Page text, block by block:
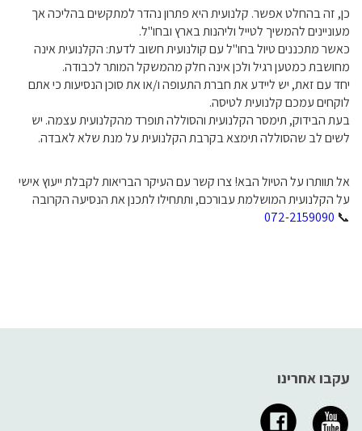
כן, זה בהחלט אפשר. קלנועית היא פתרון נהדר למתקשים בהליכה אך
מעוניינים להמשיך לטייל וליהנות בארץ ובחו"ל.
כאשר מתכננים טיול בחו"ל עם קולנועית חשוב לדעת: הקלנועית אינה
מחושבת כמטען רגיל ולכן אינה חלק מהמשקל המותר לכבודה.
יחד עם זאת, יש ליידע את חברת התעופה ו/או את סוכן הנסיעות כי אתם
לוקחים עמכם קלנועית לטיסה.
בעת הבידוק, תימסר הקלנועית והסוללה תופרד מהקלנועית עצמה. יש
לשים לב שהסוללה תימצא בקרבת הקלנועית על מנת שלא לאבדה.
אל תוותרו על הטיול הבא! צרו קשר עם העיקר הבריאות לקבלת ייעוץ אישי
על הקלנועית המושלמת עבורכם, ותתחילו לתכנן את הנסיעה הקרובה
📞
072-2159090
עקבו אחרינו